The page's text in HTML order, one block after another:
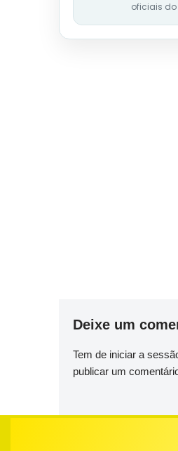
oficiais do
Deixe um
Tem de iniciar a
publicar um